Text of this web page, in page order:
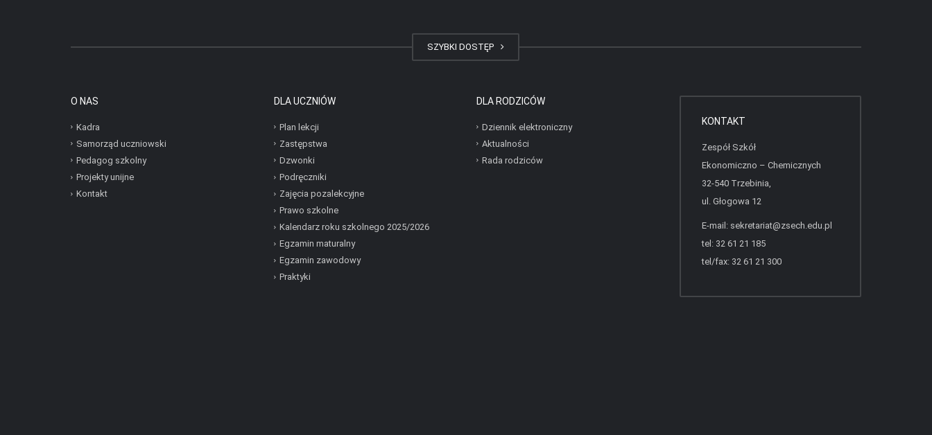
SZYBKI DOSTĘP
O NAS
Kadra
Samorząd uczniowski
Pedagog szkolny
Projekty unijne
Kontakt
DLA UCZNIÓW
Plan lekcji
Zastępstwa
Dzwonki
Podręczniki
Zajęcia pozalekcyjne
Prawo szkolne
Kalendarz roku szkolnego 2025/2026
Egzamin maturalny
Egzamin zawodowy
Praktyki
DLA RODZICÓW
Dziennik elektroniczny
Aktualności
Rada rodziców
KONTAKT
Zespół Szkół
Ekonomiczno – Chemicznych
32-540 Trzebinia,
ul. Głogowa 12
E-mail: sekretariat@zsech.edu.pl
tel: 32 61 21 185
tel/fax: 32 61 21 300